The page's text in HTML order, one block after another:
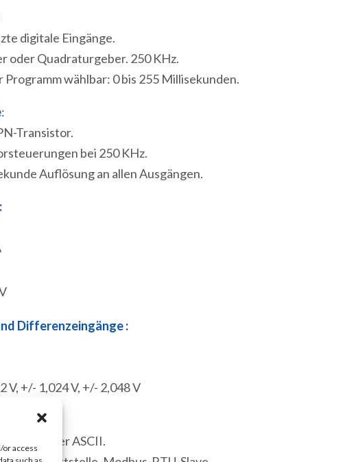
access
such as
digitale Eingänge.
oder Quadraturgeber. 250 KHz.
wählbar: 0 bis 255 Millisekunden.
:
Transistor.
bei 250 KHz.
Auflösung an allen Ausgängen.
Differenzeingänge :
V, +/- 1,024 V, +/- 2,048 V
Slave oder ASCII.